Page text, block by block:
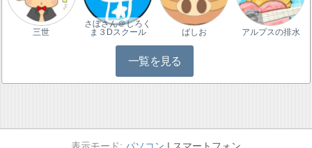
三世
さぼさん＠しろく
ま３Dスクール
ばしお アルプスの排水
一覧を見る